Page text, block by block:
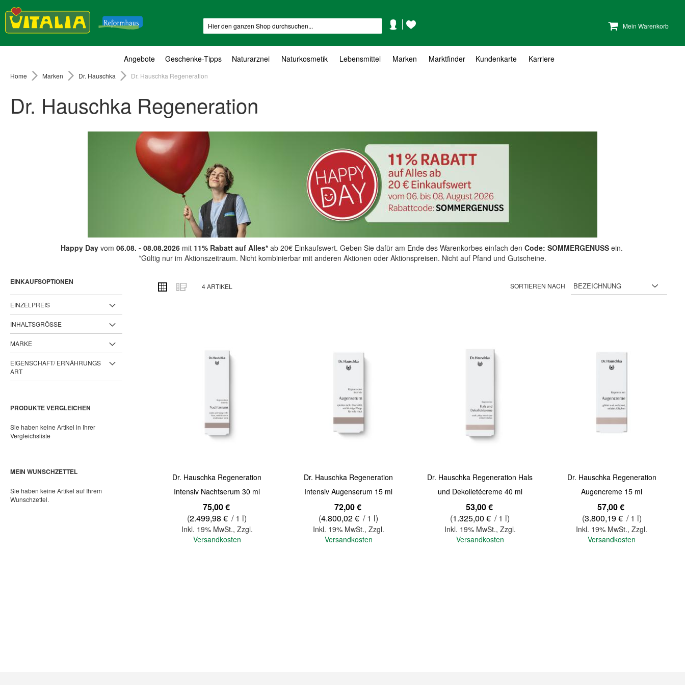
Mein Warenkorb
KontoWunschzettel
Angebote Geschenke-Tipps Naturarznei Naturkosmetik Lebensmittel Marken Marktfinder Kundenkarte Karriere
Home Marken Dr. Hauschka Dr. Hauschka Regeneration
Dr. Hauschka Regeneration
Happy Dayvom 06.08. - 08.08.2026mit 11% Rabatt auf Alles*ab 20€ Einkaufswert. Geben Sie dafür am Ende des Warenkorbes einfach den Code: SOMMERGENUSSein.
*Gültig nur im Aktionszeitraum. Nicht kombinierbar mit anderen Aktionen oder Aktionspreisen. Nicht auf Pfand und Gutscheine.
ANSICHT
ALS
Raster Liste
4ARTIKEL SORTIEREN NACH
Dr. Hauschka Regeneration
Intensiv Nachtserum 30 ml
75,00 €
(2.499,98 € / 1 l)
Inkl. 19% MwSt., Zzgl.
Versandkosten
Dr. Hauschka Regeneration
Intensiv Augenserum 15 ml
72,00 €
(4.800,02 € / 1 l)
Inkl. 19% MwSt., Zzgl.
Versandkosten
Dr. Hauschka Regeneration Hals
und Dekolletécreme 40 ml
53,00 €
(1.325,00 € / 1 l)
Inkl. 19% MwSt., Zzgl.
Versandkosten
Dr. Hauschka Regeneration
Augencreme 15 ml
57,00 €
(3.800,19 € / 1 l)
Inkl. 19% MwSt.,Zzgl.
Versandkosten
EINKAUFSOPTIONEN
EINZELPREIS
INHALTSGRÖSSE
MARKE
EIGENSCHAFT/ ERNÄHRUNGS
ART
PRODUKTE VERGLEICHEN
Sie haben keine Artikel in Ihrer
Vergleichsliste
MEIN WUNSCHZETTEL
Sie haben keine Artikel auf Ihrem
Wunschzettel.